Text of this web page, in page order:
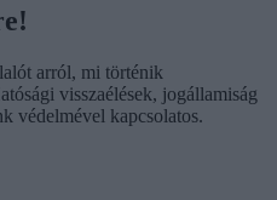
arról, mi történik
visszaélések, jogállamiság
védelmével kapcsolatos.